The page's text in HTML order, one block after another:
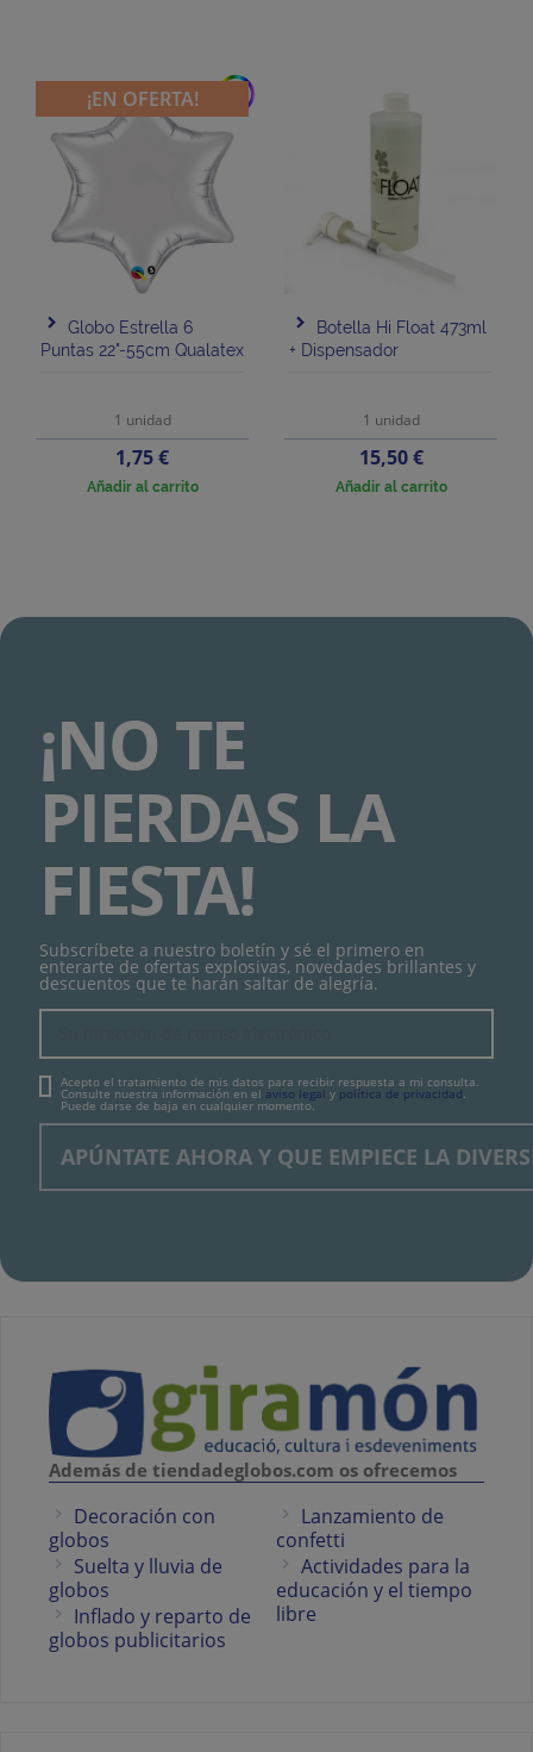
add
Globo Estrella 6
Puntas 22"-55cm Qualatex
1 unidad
Precio
1,75 €
Añadir al carrito
¡EN OFERTA!
Botella Hi Float 473ml
+ Dispensador
1 unidad
Precio
15,50 €
Añadir al carrito
¡NO TE
PIERDAS LA
FIESTA!
Subscríbete a nuestro boletín y sé el primero en
enterarte de ofertas explosivas, novedades brillantes y
descuentos que te harán saltar de alegría.
Acepto el tratamiento de mis datos para recibir respuesta a mi consulta.
Consulte nuestra información en el aviso legal y política de privacidad
Puede darse de baja en cualquier momento.
Además de tiendadeglobos.com os ofrecemos
Decoración con
globos
Suelta y lluvia de
globos
Inflado y reparto de
globos publicitarios
Lanzamiento de
confetti
Actividades para la
educación y el tiempo
libre